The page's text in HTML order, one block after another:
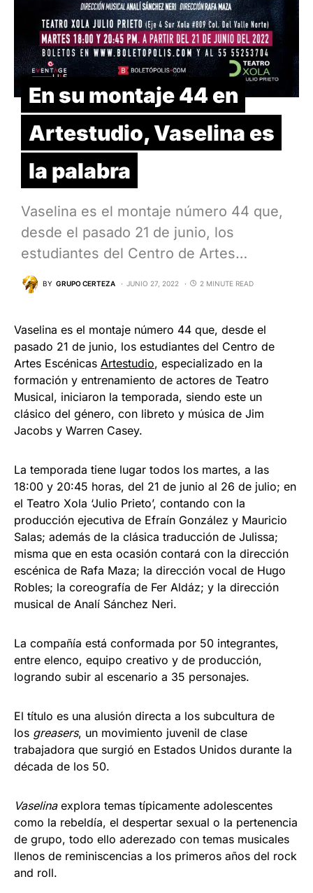
En su montaje 44 en
Artestudio, Vaselina es
la palabra
Vaselina es el montaje número 44 que,
desde el pasado 21 de junio, los
estudiantes del Centro de Artes…
BY GRUPO CERTEZA JUNIO 27, 2022 2 MINUTE READ
Vaselina es el montaje número 44 que, desde el
pasado 21 de junio, los estudiantes del Centro de
Artes Escénicas Artestudio, especializado en la
formación y entrenamiento de actores de Teatro
Musical, iniciaron la temporada, siendo este un
clásico del género, con libreto y música de Jim
Jacobs y Warren Casey.
La temporada tiene lugar todos los martes, a las
18:00 y 20:45 horas, del 21 de junio al 26 de julio; en
el Teatro Xola ‘Julio Prieto’, contando con la
producción ejecutiva de Efraín González y Mauricio
Salas; además de la clásica traducción de Julissa;
misma que en esta ocasión contará con la dirección
escénica de Rafa Maza; la dirección vocal de Hugo
Robles; la coreografía de Fer Aldáz; y la dirección
musical de Analí Sánchez Neri.
La compañía está conformada por 50 integrantes,
entre elenco, equipo creativo y de producción,
logrando subir al escenario a 35 personajes.
El título es una alusión directa a los subcultura de
los greasers, un movimiento juvenil de clase
trabajadora que surgió en Estados Unidos durante la
década de los 50.
Vaselina explora temas típicamente adolescentes
como la rebeldía, el despertar sexual o la pertenencia
de grupo, todo ello aderezado con temas musicales
llenos de reminiscencias a los primeros años del rock
and roll.